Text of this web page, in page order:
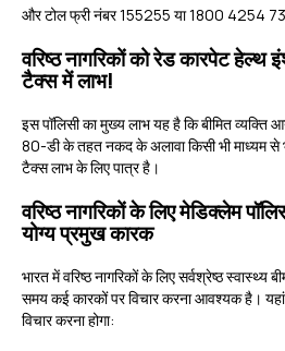
और टोल फ्री नंबर 155255 या 1800 4254
वरिष्ठ नागरिकों को रेड कारपेट हेल्थ
टैक्स में लाभ!
इस पॉलिसी का मुख्य लाभ यह है कि बीमित व्यक्ति
80-डी के तहत नकद के अलावा किसी भी माध्यम से
टैक्स लाभ के लिए पात्र है।
वरिष्ठ नागरिकों के लिए मेडिक्लेम
योग्य प्रमुख कारक
भारत में वरिष्ठ नागरिकों के लिए सर्वश्रेष्ठ
समय कई कारकों पर विचार करना आवश्यक है।
विचार करना होगा: